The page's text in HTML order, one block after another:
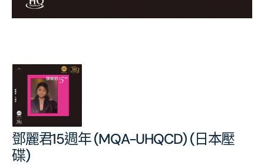
鄧麗君15週年 (MQA-UHQCD) (日本壓
碟)